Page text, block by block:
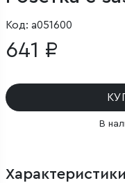
Код: a051600
641 ₽
В
Характеристики